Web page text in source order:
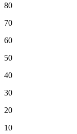
80
70
60
50
40
30
20
10